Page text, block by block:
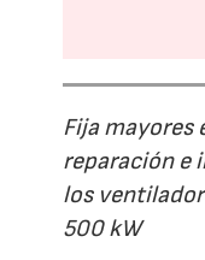
Fija mayores
reparación e
los
500 kW